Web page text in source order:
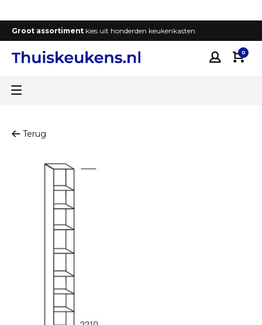
Groot assortiment kies uit honderden keukenkasten
0
Terug